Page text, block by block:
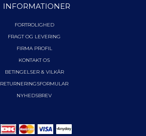
INFORMATIONER
FORTROLIGHED
FRAGT OG LEVERING
FIRMA PROFIL
KONTAKT OS
BETINGELSER & VILKÅR
RETURNERINGSFORMULAR
NYHEDSBREV